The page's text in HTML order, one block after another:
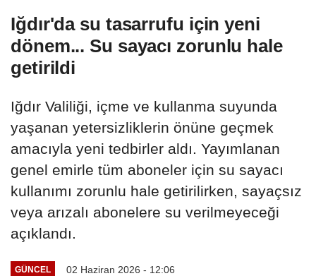
Iğdır'da su tasarrufu için yeni
dönem... Su sayacı zorunlu hale
getirildi
Iğdır Valiliği, içme ve kullanma suyunda
yaşanan yetersizliklerin önüne geçmek
amacıyla yeni tedbirler aldı. Yayımlanan
genel emirle tüm aboneler için su sayacı
kullanımı zorunlu hale getirilirken, sayaçsız
veya arızalı abonelere su verilmeyeceği
açıklandı.
GÜNCEL 02 Haziran 2026 - 12:06